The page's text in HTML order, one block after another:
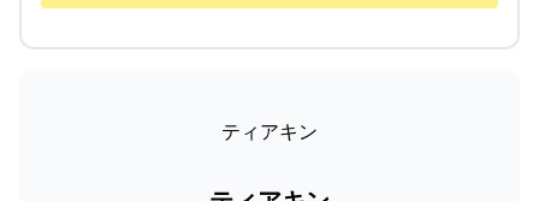
ティアキン